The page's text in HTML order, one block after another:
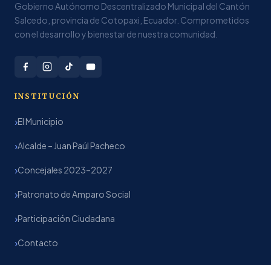
Gobierno Autónomo Descentralizado Municipal del Cantón
Salcedo, provincia de Cotopaxi, Ecuador. Comprometidos
con el desarrollo y bienestar de nuestra comunidad.
INSTITUCIÓN
El Municipio
Alcalde – Juan Paúl Pacheco
Concejales 2023–2027
Patronato de Amparo Social
Participación Ciudadana
Contacto